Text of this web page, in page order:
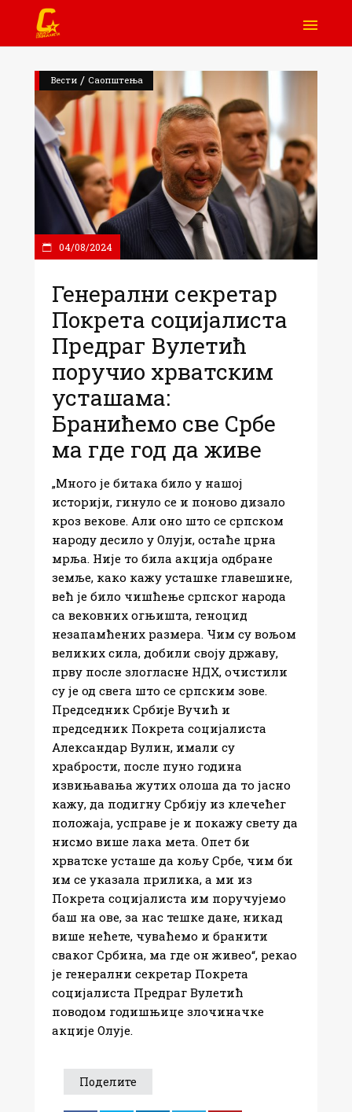
Вести / Саопштења
04/08/2024
Генерални секретар
Покрета социјалиста
Предраг Вулетић
поручио хрватским
усташама:
Бранићемо све Србе
ма где год да живе
„Много је битака било у нашој
историји, гинуло се и поново дизало
кроз векове. Али оно што се српском
народу десило у Олуји, остаће црна
мрља. Није то била акција одбране
земље, како кажу усташке главешине,
већ је било чишћење српског народа
са вековних огњишта, геноцид
незапамћених размера. Чим су вољом
великих сила, добили своју државу,
прву после злогласне НДХ, очистили
су је од свега што се српским зове.
Председник Србије Вучић и
председник Покрета социјалиста
Александар Вулин, имали су
храбрости, после пуно година
извињавања жутих олоша да то јасно
кажу, да подигну Србију из клечећег
положаја, усправе је и покажу свету да
нисмо више лака мета. Опет би
хрватске усташе да кољу Србе, чим би
им се указала прилика, а ми из
Покрета социјалиста им поручујемо
баш на ове, за нас тешке дане, никад
више нећете, чуваћемо и бранити
сваког Србина, ма где он живео“, рекао
је генерални секретар Покрета
социјалиста Предраг Вулетић
поводом годишњице злочиначке
акције Олује.
Поделите